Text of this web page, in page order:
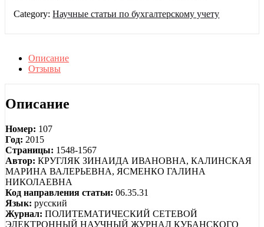
Category:Научные статьи по бухгалтерскому учету
Описание
Отзывы
Описание
Номер: 107
Год: 2015
Страницы: 1548-1567
Автор: КРУГЛЯК ЗИНАИДА ИВАНОВНА, КАЛИНСКАЯ
МАРИНА ВАЛЕРЬЕВНА, ЯСМЕНКО ГАЛИНА
НИКОЛАЕВНА
Код направления статьи: 06.35.31
Язык: русский
Журнал: ПОЛИТЕМАТИЧЕСКИЙ СЕТЕВОЙ
ЭЛЕКТРОННЫЙ НАУЧНЫЙ ЖУРНАЛ КУБАНСКОГО